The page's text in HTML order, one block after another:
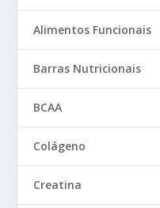
Alimentos Funcionais
Barras Nutricionais
BCAA
Colágeno
Creatina